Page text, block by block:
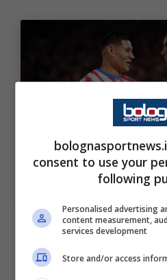
Dal declino al ritorno al
stupire (Ansa Foto)
Dalla Premier
cammino di
dell’albirroja
consent to use your
following
Personalised advertising
content measurement,
services development
Store and/or access